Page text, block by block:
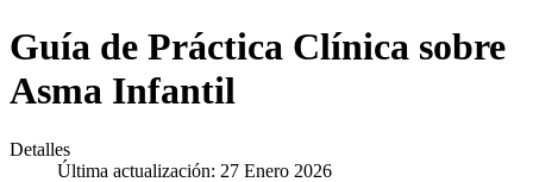
Guía de Práctica Clínica sobre
Asma Infantil
Detalles
Última actualización: 27 Enero 2026